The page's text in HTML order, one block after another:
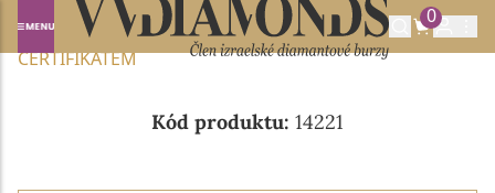
0
Domů NABÍDKA DIAMANTŮ
0.30CT I/VS1 S GIA
CERTIFIKÁTEM
Kód produktu: 14221